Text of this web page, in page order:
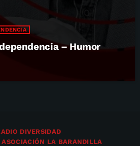
– Humor
DIVERSIDAD
ASOCIACIÓN LA BARANDILLA